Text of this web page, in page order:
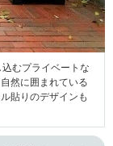
むプライベートな
然に囲まれている
貼りのデザインも